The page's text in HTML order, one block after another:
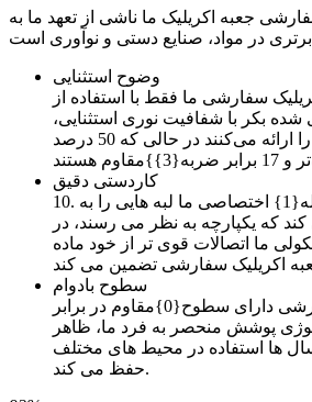
جعبه اکریلیک ما ناشی از تعهد ما به
وضوح استثنایی
سفارشی ما فقط با استفاده از
شده بکر با شفافیت نوری استثنایی،
شیشه{0}}شفافیت را ارائه می‌کنند در حالی که 50 درصد
کاردستی دقیق
10. تکنیک های پرداخت شعله{1} اختصاصی ما لبه هایی را به
که یکپارچه به نظر می رسند، در
ما اتصالات قوی تر از خود ماده
سطوح بادوام
هر جعبه اکریلیک سفارشی دارای سطوح{0}مقاوم در برابر
پوشش منحصر به فرد ما، ظاهر
ها استفاده در محیط های مختلف
حفظ می کند.